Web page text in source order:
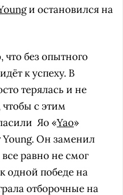
и остановился на
что без опытного
к успеху. В
терялась и не
чтобы с этим
Яо «Yao»
Он заменил
равно не смог
одной победе на
отборочные на